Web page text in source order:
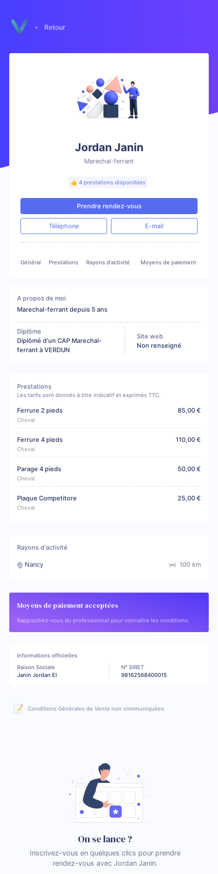
Retour
Jordan Janin
Marechal-ferrant
👍 4 prestations disponibles
Prendre rendez-vous
Téléphone E-mail
Général Prestations Rayons d'activité Moyens de paiement
A propos de moi
Marechal-ferrant depuis 5 ans
Diplôme
Diplômé d'un CAP Marechal-
ferrant à VERDUN
Site web
Non renseigné
Prestations
Les tarifs sont donnés à titre indicatif et exprimés TTC.
Ferrure 2 pieds
Cheval
85,00 €
Ferrure 4 pieds
Cheval
110,00 €
Parage 4 pieds
Cheval
50,00 €
Plaque Competitore
Cheval
25,00 €
Rayons d'activité
Nancy 100 km
Moyens de paiement acceptées
Rapprochez-vous du professionnel pour connaître les conditions.
Informations officielles
Raison Sociale
Janin Jordan EI
N° SIRET
98162568400015
📝 Conditions Générales de Vente non communiquées
On se lance ?
Inscrivez-vous en quelques clics pour prendre
rendez-vous avec Jordan Janin.